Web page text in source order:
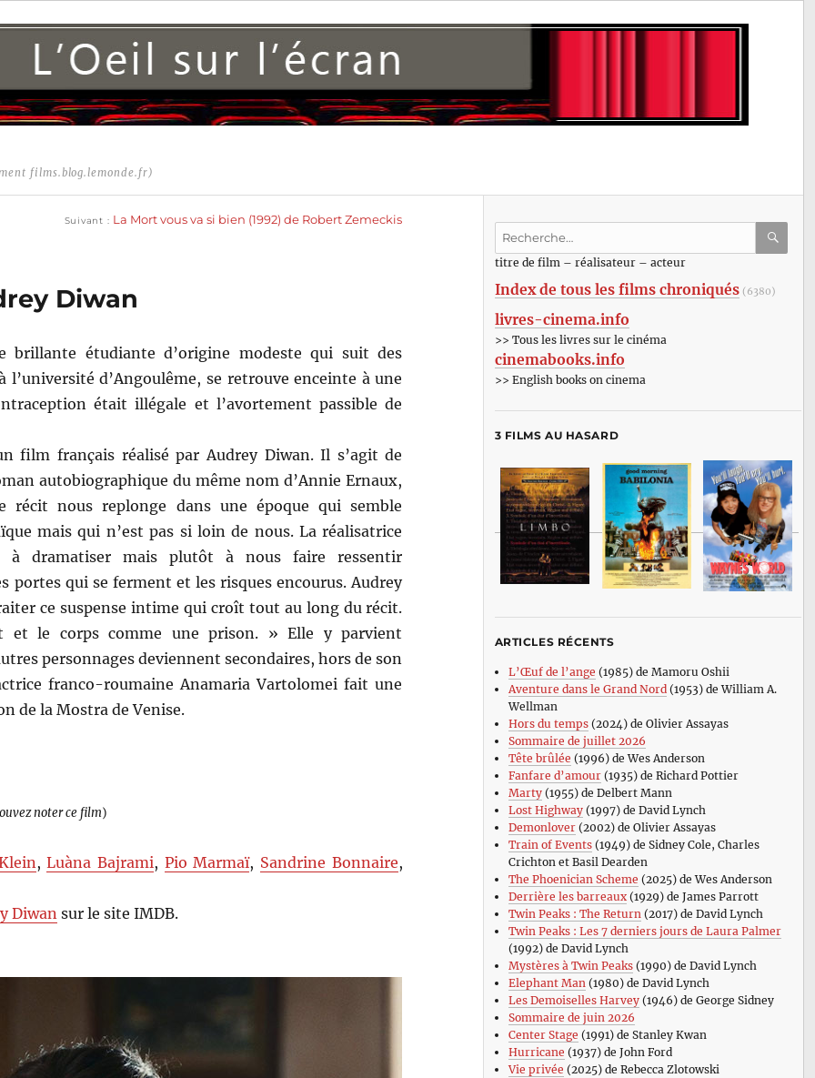
films.blog.lemonde.fr)
Suivant La Mort vous va si bien (1992) de Robert Zemeckis
Diwan
brillante étudiante d’origine modeste qui suit des
l’université d’Angoulême, se retrouve enceinte à une
était illégale et l’avortement passible de
film français réalisé par Audrey Diwan. Il s’agit de
autobiographique du même nom d’Annie Ernaux,
récit nous replonge dans une époque qui semble
mais qui n’est pas si loin de nous. La réalisatrice
à dramatiser mais plutôt à nous faire ressentir
portes qui se ferment et les risques encourus. Audrey
ce suspense intime qui croît tout au long du récit.
et le corps comme une prison. » Elle y parvient
personnages deviennent secondaires, hors de son
franco-roumaine Anamaria Vartolomei fait une
de la Mostra de Venise.
noter ce film)
,Luàna Bajrami, Pio Marmaï, Sandrine Bonnaire,
Diwan sur le site IMDB.
Recherche
:titre de film – réalisateur – acteur
Index de tous les films chroniqués (6380)
livres-cinema.info
>> Tous les livres sur le cinéma
cinemabooks.info
>> English books on cinema
3 FILMS AU HASARD
ARTICLES RÉCENTS
L’Œuf de l’ange (1985) de Mamoru Oshii
Aventure dans le Grand Nord(1953) de William A.
Wellman
Hors du temps(2024) de Olivier Assayas
Sommaire de juillet 2026
Tête brûlée (1996) de Wes Anderson
Fanfare d’amour(1935) de Richard Pottier
Marty(1955) de Delbert Mann
Lost Highway(1997) de David Lynch
Demonlover(2002) de Olivier Assayas
Train of Events(1949) de Sidney Cole, Charles
Crichton et Basil Dearden
The Phoenician Scheme (2025) de Wes Anderson
Derrière les barreaux(1929) de James Parrott
Twin Peaks : The Return(2017) de David Lynch
Twin Peaks : Les 7 derniers jours de Laura Palmer
(1992) de David Lynch
Mystères à Twin Peaks(1990) de David Lynch
Elephant Man(1980) de David Lynch
Les Demoiselles Harvey(1946) de George Sidney
Sommaire de juin 2026
Center Stage (1991) de Stanley Kwan
Hurricane (1937) de John Ford
Vie privée (2025) de Rebecca Zlotowski